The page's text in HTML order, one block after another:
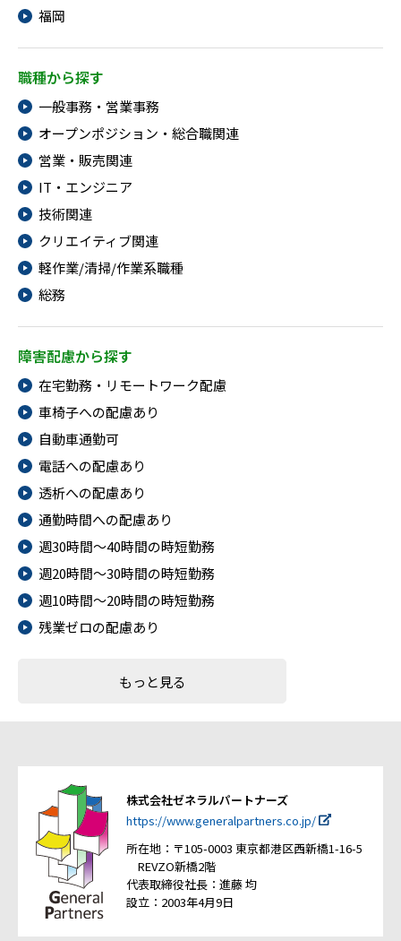
福岡
職種から探す
一般事務・営業事務
オープンポジション・総合職関連
営業・販売関連
IT・エンジニア
技術関連
クリエイティブ関連
軽作業/清掃/作業系職種
総務
障害配慮から探す
在宅勤務・リモートワーク配慮
車椅子への配慮あり
自動車通勤可
電話への配慮あり
透析への配慮あり
通勤時間への配慮あり
週30時間～40時間の時短勤務
週20時間～30時間の時短勤務
週10時間～20時間の時短勤務
残業ゼロの配慮あり
もっと見る
株式会社ゼネラルパートナーズ
https://www.generalpartners.co.jp/
所在地：〒105-0003 東京都港区西新橋1-16-5
REVZO新橋2階
代表取締役社長：進藤 均
設立：2003年4月9日